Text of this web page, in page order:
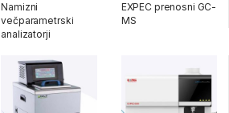
Namizni
večparametrski
analizatorji
EXPEC prenosni GC-
MS